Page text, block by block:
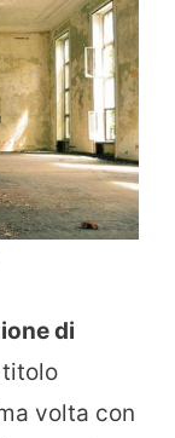
di
titolo
volta con